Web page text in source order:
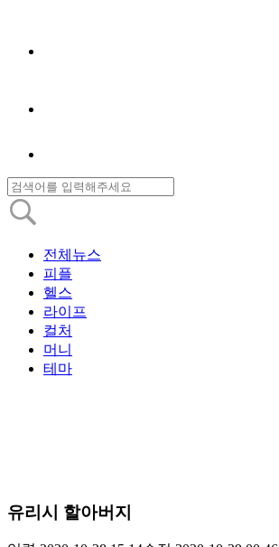
전체뉴스
피플
헬스
라이프
컬처
머니
테마
유리시 할아버지